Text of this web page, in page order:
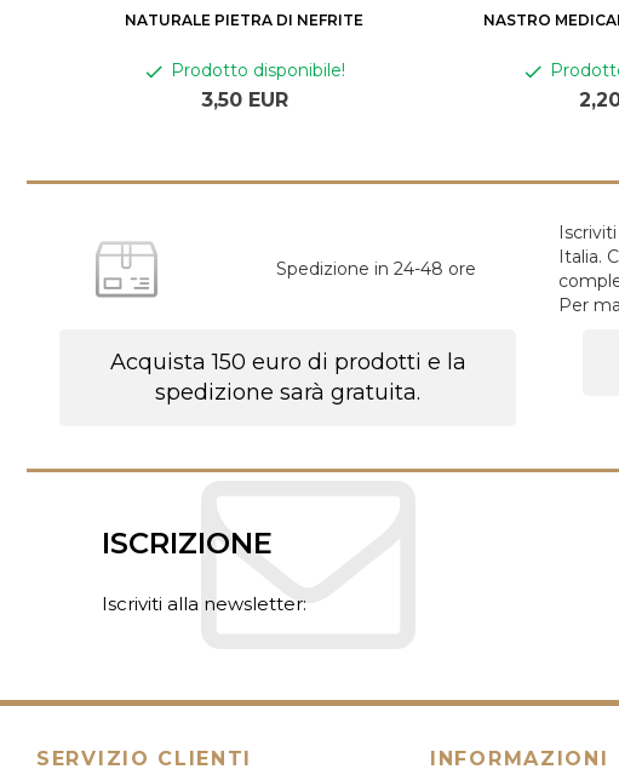
NATURALE PIETRA DI NEFRITE
Prodotto disponibile!
3,50 EUR
NASTRO
2,
Spedizione in 24-48 ore
Acquista 150 euro di prodotti e la
spedizione sarà gratuita.
Italia.
Per
ISCRIZIONE
Iscriviti alla newsletter:
SERVIZIO CLIENTI INFORMAZIONI